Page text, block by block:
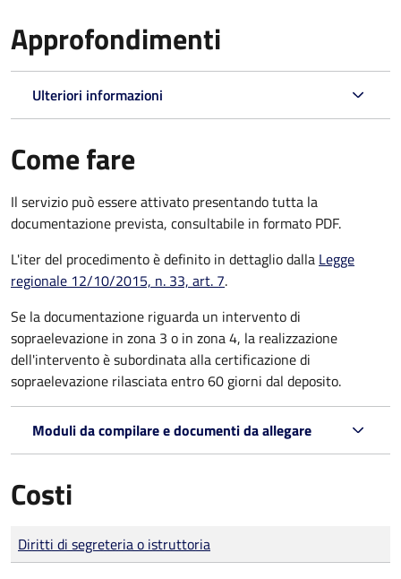
Approfondimenti
Ulteriori informazioni
Come fare
Il servizio può essere attivato presentando tutta la
documentazione prevista, consultabile in formato PDF.
L'iter del procedimento è definito in dettaglio dalla Legge
regionale 12/10/2015, n. 33, art. 7.
Se la documentazione riguarda un intervento di
sopraelevazione in zona 3 o in zona 4, la realizzazione
dell'intervento è subordinata alla certificazione di
sopraelevazione rilasciata entro 60 giorni dal deposito.
Moduli da compilare e documenti da allegare
Costi
Tipo di pagamento
Importo
Diritti di segreteria o istruttoria